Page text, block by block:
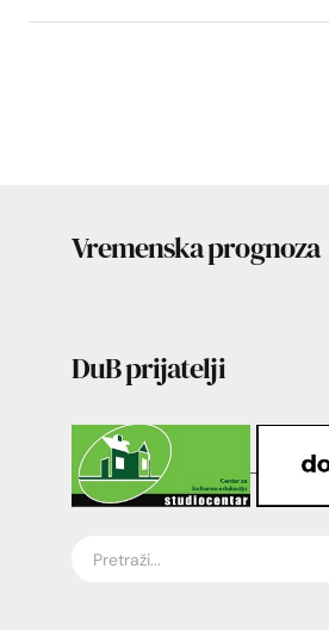
Vremenska prognoza
DuB prijatelji